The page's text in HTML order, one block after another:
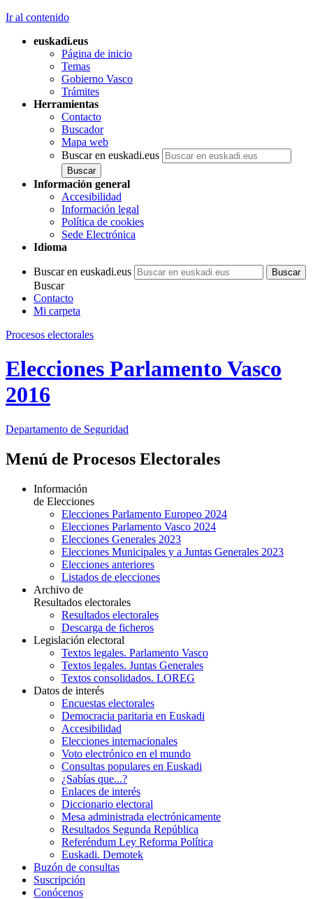
Ir al contenido
euskadi.eus
Página de inicio
Temas
Gobierno Vasco
Trámites
Herramientas
Contacto
Buscador
Mapa web
Buscar en euskadi.eus
Información general
Accesibilidad
Información legal
Política de cookies
Sede Electrónica
Idioma
Buscar en euskadi.eus
Buscar
Contacto
Mi carpeta
Procesos electorales
Elecciones Parlamento Vasco
2016
Departamento de Seguridad
Menú de Procesos Electorales
Información
de Elecciones
Elecciones Parlamento Europeo 2024
Elecciones Parlamento Vasco 2024
Elecciones Generales 2023
Elecciones Municipales y a Juntas Generales 2023
Elecciones anteriores
Listados de elecciones
Archivo de
Resultados electorales
Resultados electorales
Descarga de ficheros
Legislación electoral
Textos legales. Parlamento Vasco
Textos legales. Juntas Generales
Textos consolidados. LOREG
Datos de interés
Encuestas electorales
Democracia paritaria en Euskadi
Accesibilidad
Elecciones internacionales
Voto electrónico en el mundo
Consultas populares en Euskadi
¿Sabías que...?
Enlaces de interés
Diccionario electoral
Mesa administrada electrónicamente
Resultados Segunda República
Referéndum Ley Reforma Política
Euskadi. Demotek
Buzón de consultas
Suscripción
Conócenos